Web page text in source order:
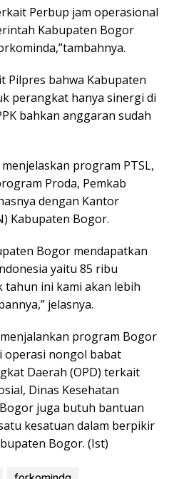
Perbup jam operasional
Kabupaten Bogor
Pilpres bahwa Kabupaten
perangkat hanya sinergi di
bahkan anggaran sudah
program PTSL,
Proda, Pemkab
dengan Kantor
Kabupaten Bogor.
Bogor mendapatkan
yaitu 85 ribu
ini kami akan lebih
jelasnya.
program Bogor
operasi nongol babat
Daerah (OPD) terkait
Dinas Kesehatan
juga butuh bantuan
kesatuan dalam berpikir
Bogor. (Ist)